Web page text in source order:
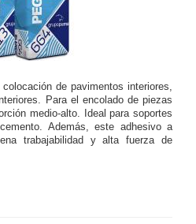
de pavimentos interiores,
Para el encolado de piezas
medio-alto. Ideal para soportes
Además, este adhesivo a
trabajabilidad y alta fuerza de